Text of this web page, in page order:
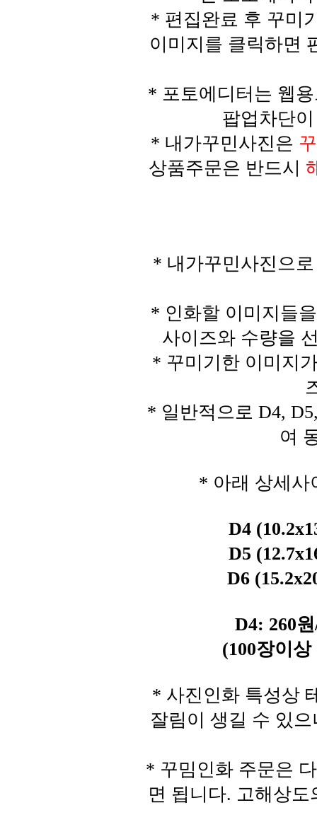
* 편집완료 후 꾸미
이미지를 클릭하면
* 포토에디터는 웹
팝업차단
* 내가꾸민사진은
상품주문은 반드시
* 내가꾸민사진으
* 인화할 이미지들
사이즈와 수량을
* 꾸미기한 이미지
* 일반적으로 D4,
여
* 아래 상세
D4
D5
D6
D4: 260
(100장이
* 사진인화 특성상
잘림이 생길 수 있
* 꾸밈인화 주문은
면 됩니다. 고해상